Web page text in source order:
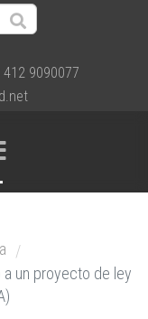
412 9090077
/
un proyecto de ley